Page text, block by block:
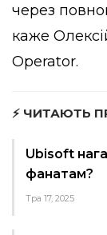
через
каже
Operator.
⚡ ЧИТАЮТЬ
Ubisoft
фанатам?
Тра 17, 2025